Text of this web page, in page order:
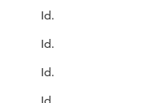
Id.
Id.
Id.
Id.